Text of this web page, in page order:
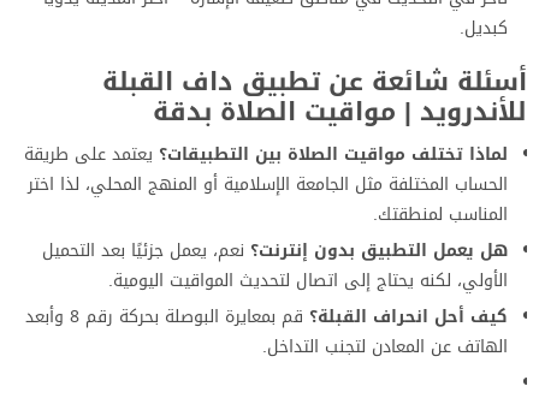
كبديل.
أسئلة شائعة عن تطبيق داف القبلة
للأندرويد | مواقيت الصلاة بدقة
لماذا تختلف مواقيت الصلاة بين التطبيقات؟ يعتمد على طريقة
الحساب المختلفة مثل الجامعة الإسلامية أو المنهج المحلي، لذا اختر
المناسب لمنطقتك.
هل يعمل التطبيق بدون إنترنت؟ نعم، يعمل جزئيًا بعد التحميل
الأولي، لكنه يحتاج إلى اتصال لتحديث المواقيت اليومية.
كيف أحل انحراف القبلة؟
قم بمعايرة البوصلة بحركة رقم 8 وأبعد
الهاتف عن المعادن لتجنب التداخل.